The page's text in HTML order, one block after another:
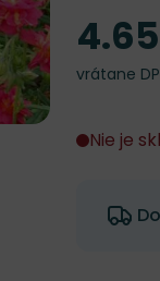
Cena
vrátane
Nie je